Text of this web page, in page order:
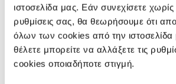
ιστοσελίδα μας. Εάν συνεχίσετε χωρίς
ρυθμίσεις σας, θα θεωρήσουμε ότι
όλων των cookies από την
θέλετε μπορείτε να αλλάξετε τις
cookies οποιαδήποτε στιγμή.
αυτοκίνητο που ταιριάζει στις δικές
νιώθοντας ασφαλείς για την καλή
να πουλήσετε το παλιό σας αυτοκίνητο
ανταλλάξετε με ένα καινούργιο, άμεσα
επίσκεψη στο κατάστημά μας, θα